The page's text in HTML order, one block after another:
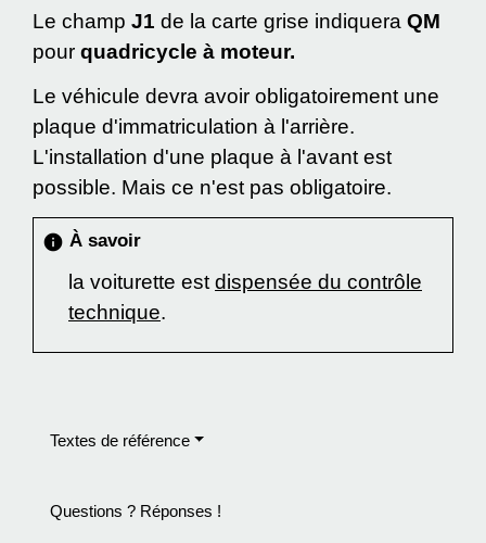
Le champ J1 de la carte grise indiquera QM
pour quadricycle à moteur.
Le véhicule devra avoir obligatoirement une
plaque d'immatriculation à l'arrière.
L'installation d'une plaque à l'avant est
possible. Mais ce n'est pas obligatoire.
info À savoir
la voiturette estdispensée du contrôle
technique.
Textes de référence
Questions ? Réponses !